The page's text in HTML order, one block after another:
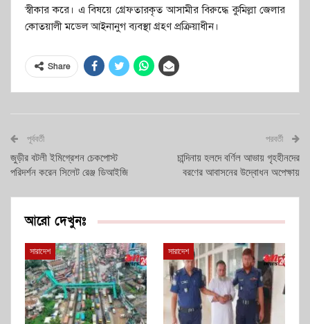
স্বীকার করে। এ বিষয়ে গ্রেফতারকৃত আসামীর বিরুদ্ধে কুমিল্লা জেলার
কোতয়ালী মডেল আইনানুগ ব্যবস্থা গ্রহণ প্রক্রিয়াধীন।
Share
পূর্ববর্তী
জুড়ীর বটলী ইমিগ্রেশন চেকপোস্ট
পরিদর্শন করেন সিলেট রেঞ্জ ডিআইজি
পরবর্তী
চান্দিনায় হলদে বর্ণিল আভায় গৃহহীনদের
বরণের আবাসনের উদ্বোধন অপেক্ষায়
আরো দেখুনঃ
সারাদেশ সারাদেশ